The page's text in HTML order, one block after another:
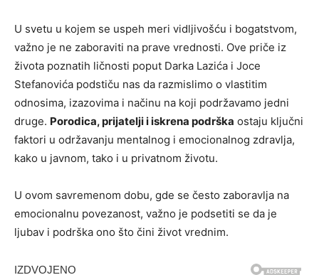
U svetu u kojem se uspeh meri vidljivošću i bogatstvom,
važno je ne zaboraviti na prave vrednosti. Ove priče iz
života poznatih ličnosti poput Darka Lazića i Joce
Stefanovića podstiču nas da razmislimo o vlastitim
odnosima, izazovima i načinu na koji podržavamo jedni
druge. Porodica, prijatelji i iskrena podrška ostaju ključni
faktori u održavanju mentalnog i emocionalnog zdravlja,
kako u javnom, tako i u privatnom životu.
U ovom savremenom dobu, gde se često zaboravlja na
emocionalnu povezanost, važno je podsetiti se da je
ljubav i podrška ono što čini život vrednim.